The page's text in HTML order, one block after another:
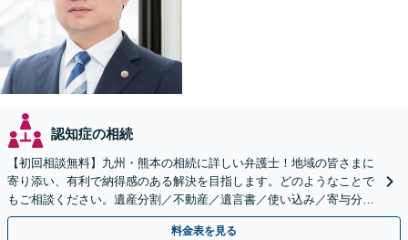
認知症の相続
【初回相談無料】九州・熊本の相続に詳しい弁護士！地域の皆さまに
寄り添い、有利で納得感のある解決を目指します。どのようなことで
もご相談ください。遺産分割／不動産／遺言書／使い込み／寄与分／
遺留分／相続放棄【完全個室】
料金表を見る